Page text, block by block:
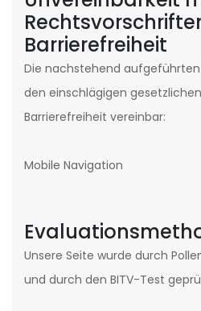
Barrierefreiheit
Die nachstehend
den einschlägigen
Barrierefreiheit vereinbar:
Mobile Navigation
Unsere Seite wurde durch
und durch den BITV-Test